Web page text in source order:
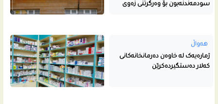
سودمەندنەبون بۆ وەرگرتنی زەوی
هەواڵ
ژمارەیەک لە خاوەن دەرمانخانەکانی
کەلار دەستگیردەکرێن